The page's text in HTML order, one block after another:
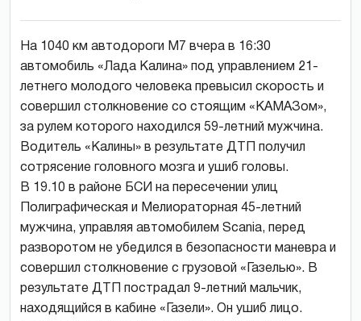
На 1040 км автодороги М7 вчера в 16:30
автомобиль «Лада Калина» под управлением 21-
летнего молодого человека превысил скорость и
совершил столкновение со стоящим «КАМАЗом»,
за рулем которого находился 59-летний мужчина.
Водитель «Калины» в результате ДТП получил
сотрясение головного мозга и ушиб головы.
В 19.10 в районе БСИ на пересечении улиц
Полиграфическая и Мелиораторная 45-летний
мужчина, управляя автомобилем Scania, перед
разворотом не убедился в безопасности маневра и
совершил столкновение с грузовой «Газелью». В
результате ДТП пострадал 9-летний мальчик,
находящийся в кабине «Газели». Он ушиб лицо.